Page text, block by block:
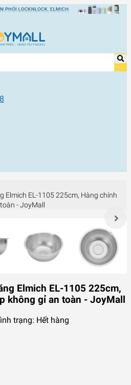
Elmich EL-1105 225cm, Hàng chính
- JoyMall
Elmich EL-1105 225cm,
không gỉ an toàn - JoyMall
trạng: Hết hàng